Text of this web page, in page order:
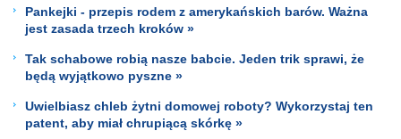
Pankejki - przepis rodem z amerykańskich barów. Ważna
jest zasada trzech kroków »
Tak schabowe robią nasze babcie. Jeden trik sprawi, że
będą wyjątkowo pyszne »
Uwielbiasz chleb żytni domowej roboty? Wykorzystaj ten
patent, aby miał chrupiącą skórkę »